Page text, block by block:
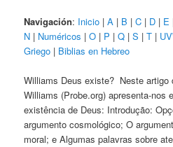
Navigación: Inicio |A | B |C | D | E
N | Numéricos |O | P |Q |S |T |
Griego | Biblias en Hebreo
Williams Deus existe? Neste artigo
Williams (Probe.org) apresenta-nos
existência de Deus: Introdução:
argumento cosmológico; O
moral; e Algumas palavras sobre